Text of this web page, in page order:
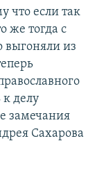
что если так
же тогда с
выгоняли из
к делу
замечания
Сахарова